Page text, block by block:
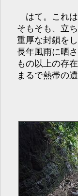
はて。これは
そもそも、立
重厚な封鎖を
長年風雨に晒
もの以上の存
まるで熱帯の遺